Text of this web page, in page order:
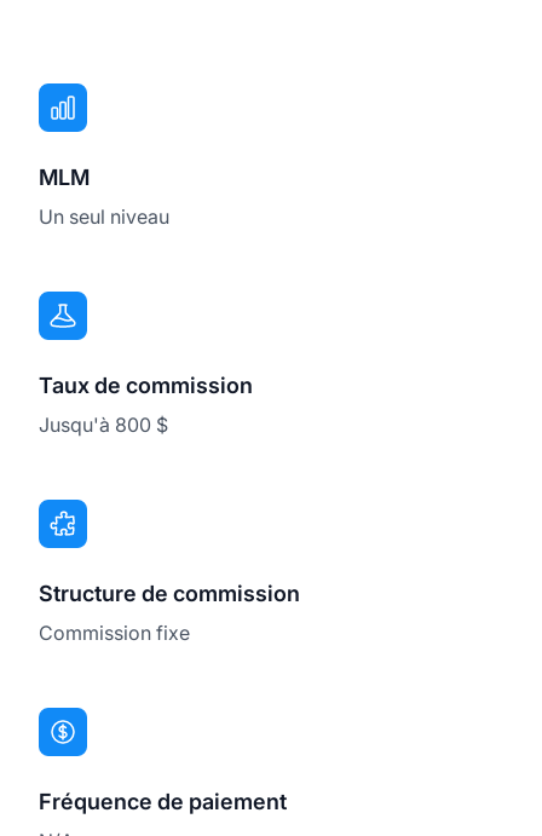
MLM
Un seul niveau
Taux de commission
Jusqu'à 800 $
Structure de commission
Commission fixe
Fréquence de paiement